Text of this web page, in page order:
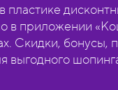
в приложении
Скидки, бонусы,
выгодного